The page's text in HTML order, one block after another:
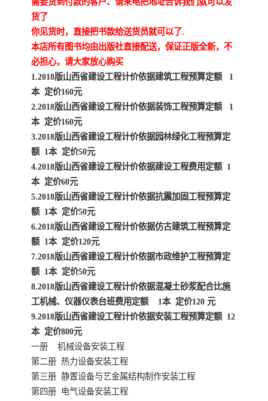
需要货到付款的客户、请来电把地址告诉我们就可以发
货了
你见货时，直接把书款给送货员就可以了.
本店所有图书均由出版社直接配送，保证正版全新，不
必担心，请大家放心购买
1.2018版山西省建设工程计价依据建筑工程预算定额 1
本 定价160元
2.2018版山西省建设工程计价依据装饰工程预算定额 1
本 定价160元
3.2018版山西省建设工程计价依据园林绿化工程预算定
额 1本 定价50元
4.2018版山西省建设工程计价依据建设工程费用定额 1
本 定价60元
5.2018版山西省建设工程计价依据抗震加固工程预算定
额 1本 定价50元
6.2018版山西省建设工程计价依据仿古建筑工程预算定
额 1本 定价120元
7.2018版山西省建设工程计价依据市政维护工程预算定
额 1本 定价50元
8.2018版山西省建设工程计价依据混凝土砂浆配合比施
工机械、仪器仪表台班费用定额 1本 定价120 元
9.2018版山西省建设工程计价依据安装工程预算定额 12
本 定价800元
一册 机械设备安装工程
第二册 热力设备安装工程
第三册 静置设备与艺金属结构制作安装工程
第四册 电气设备安装工程
性规范ASME
湖北省建设工程预算定额 年考军校教材资料
甘肃省建设工程预算定额
内蒙古建设工程预算定额
陕西建设工程消耗量定额
贵州水利水电定额
青海省建筑工程消耗量定
20kv及以下配电网工程定
广西建筑安装工程预算定
*考军校教材
依据
海南省建设工程预算定额 浙江省建设工程预算定额
电力工程预算概算定额 重庆市建设工程计价定额
江苏省建设工程计价定额
额
四川省清单定额 河南省建设工程预算定额